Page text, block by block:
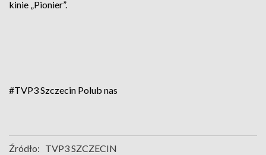
kinie „Pionier”.
#TVP3 Szczecin Polub nas
Źródło: TVP3 SZCZECIN